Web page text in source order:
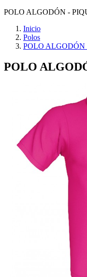
POLO ALGODÓN -
Inicio
Polos
POLO ALGODÓN
POLO